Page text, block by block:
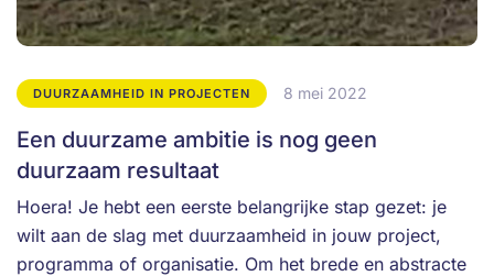
DUURZAAMHEID IN PROJECTEN 8 mei 2022
Een duurzame ambitie is nog geen
duurzaam resultaat
Hoera! Je hebt een eerste belangrijke stap gezet: je
wilt aan de slag met duurzaamheid in jouw project,
programma of organisatie. Om het brede en abstracte